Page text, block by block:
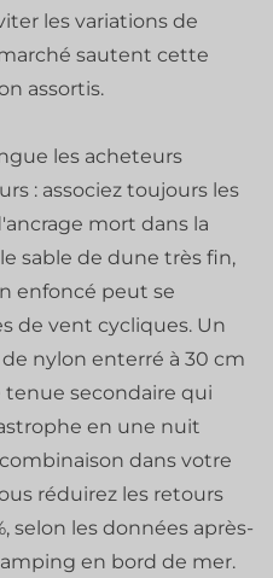
les variations de
sautent cette
assortis.
les acheteurs
: associez toujours les
mort dans la
sable de dune très fin,
enfoncé peut se
de vent cycliques. Un
nylon enterré à 30 cm
secondaire qui
en une nuit
dans votre
réduirez les retours
selon les données après-
en bord de mer.